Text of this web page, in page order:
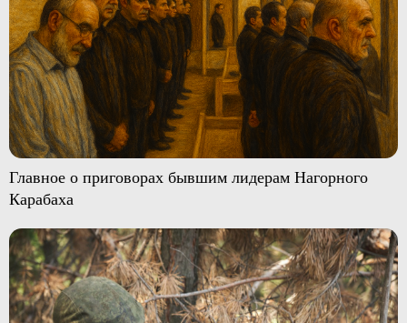
Главное о приговорах бывшим лидерам Нагорного
Карабаха